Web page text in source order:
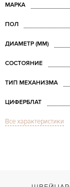
МАРКА
ПОЛ
ДИАМЕТР (MM)
СОСТОЯНИЕ
ТИП МЕХАНИЗМА
ЦИФЕРБЛАТ
СТЕКЛО
Все характеристики